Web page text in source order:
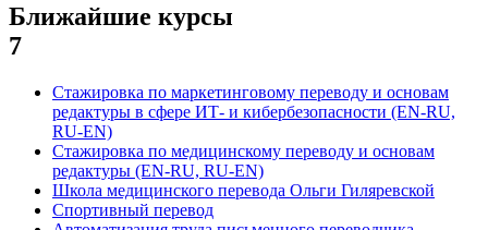
Ближайшие курсы
7
Стажировка по маркетинговому переводу и основам
редактуры в сфере ИТ- и кибербезопасности (EN-RU,
RU-EN)
Стажировка по медицинскому переводу и основам
редактуры (EN-RU, RU-EN)
Школа медицинского перевода Ольги Гиляревской
Спортивный перевод